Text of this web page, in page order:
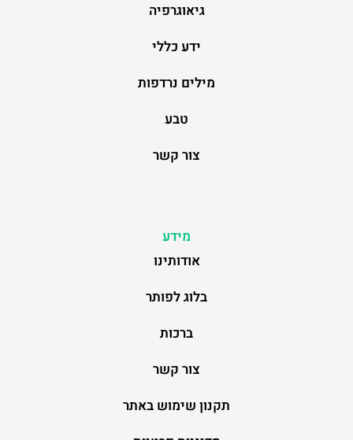
גיאוגרפיה
ידע כללי
מילים נרדפות
טבע
צור קשר
מידע
אודותינו
בלוג לפותר
ברכות
צור קשר
תקנון שימוש באתר